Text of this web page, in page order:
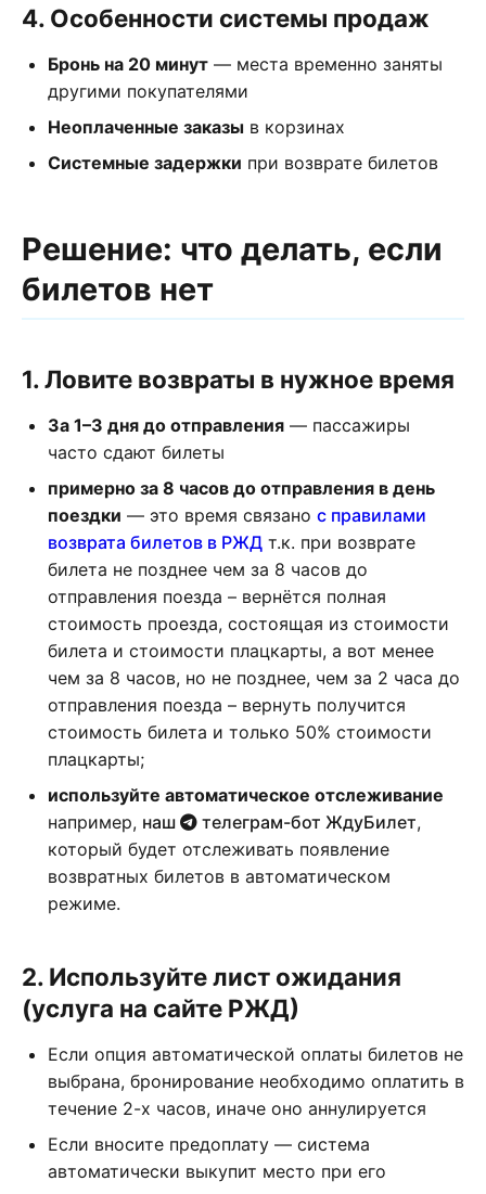
4. Особенности системы продаж
Бронь на 20 минут — места временно заняты
другими покупателями
Неоплаченные заказы в корзинах
Системные задержки при возврате билетов
Решение: что делать, если
билетов нет
1. Ловите возвраты в нужное время
За 1–3 дня до отправления — пассажиры
часто сдают билеты
примерно за 8 часов до отправления в день
поездки — это время связано с правилами
возврата билетов в РЖД т.к. при возврате
билета не позднее чем за 8 часов до
отправления поезда – вернётся полная
стоимость проезда, состоящая из стоимости
билета и стоимости плацкарты, а вот менее
чем за 8 часов, но не позднее, чем за 2 часа до
отправления поезда – вернуть получится
стоимость билета и только 50% стоимости
плацкарты;
используйте автоматическое отслеживание
например, наш телеграм-бот ЖдуБилет,
который будет отслеживать появление
возвратных билетов в автоматическом
режиме.
2. Используйте лист ожидания
(услуга на сайте РЖД)
Если опция автоматической оплаты билетов не
выбрана, бронирование необходимо оплатить в
течение 2-х часов, иначе оно аннулируется
Если вносите предоплату — система
автоматически выкупит место при его